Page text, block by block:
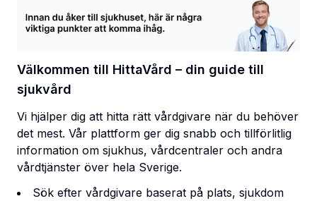
Välkommen till HittaVård – din guide till
sjukvård
Vi hjälper dig att hitta rätt vårdgivare när du behöver
det mest. Vår plattform ger dig snabb och tillförlitlig
information om sjukhus, vårdcentraler och andra
vårdtjänster över hela Sverige.
Sök efter vårdgivare baserat på plats, sjukdom